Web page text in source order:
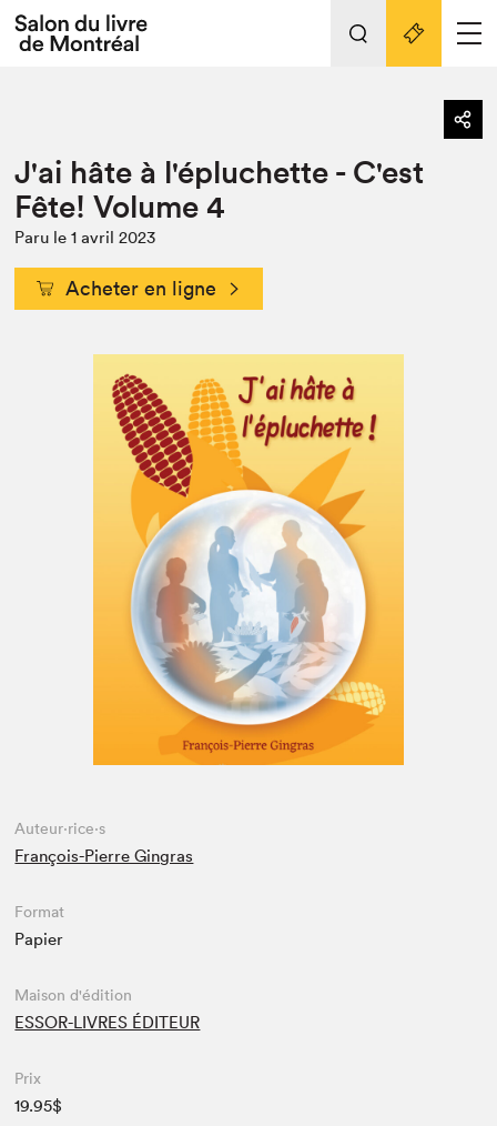
Espace exposant⋅e⋅s
Espace enseignant·e·s
Espace médias
Préparer sa visite au Salon
Nos activités
Préparer sa visite
Salon au Palais
Salon dans la ville et en ligne
Projets partenaires
Liens pratiques
J'ai hâte à l'épluchette - C'est
Fête! Volume 4
Paru le 1 avril 2023
Acheter en ligne
Auteur·rice·s
François-Pierre Gingras
Format
Papier
Maison d'édition
ESSOR-LIVRES ÉDITEUR
Prix
19.95$